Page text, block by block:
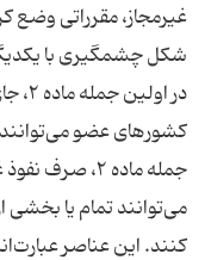
غیرمجاز، مقرراتی وضع
شکل چشمگیری با
کشورهای عضو
جمله ماده ۲،
می‌توانند تمام یا بخشی
کنند. این عناصر